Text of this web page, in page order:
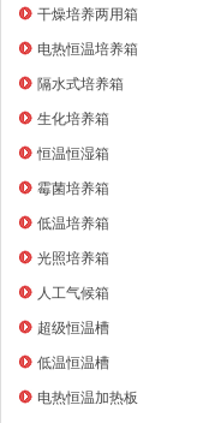
干燥培养两用箱
电热恒温培养箱
隔水式培养箱
生化培养箱
恒温恒湿箱
霉菌培养箱
低温培养箱
光照培养箱
人工气候箱
超级恒温槽
低温恒温槽
电热恒温加热板